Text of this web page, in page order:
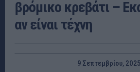
βρόμικο κρεβάτι –
αν είναι τέχνη
9 Σεπτεμβρίου, 2025